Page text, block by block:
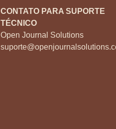
CONTATO PARA SUPORTE
TÉCNICO
Open Journal Solutions